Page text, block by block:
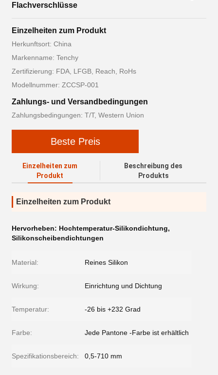
Flachverschlüsse
Einzelheiten zum Produkt
Herkunftsort: China
Markenname: Tenchy
Zertifizierung: FDA, LFGB, Reach, RoHs
Modellnummer: ZCCSP-001
Zahlungs- und Versandbedingungen
Zahlungsbedingungen: T/T, Western Union
Beste Preis
Einzelheiten zum
Produkt
Beschreibung des
Produkts
Einzelheiten zum Produkt
Hervorheben: Hochtemperatur-Silikondichtung,
Silikonscheibendichtungen
Material: Reines Silikon
Wirkung: Einrichtung und Dichtung
Temperatur: -26 bis +232 Grad
Farbe: Jede Pantone -Farbe ist erhältlich
Spezifikationsbereich: 0,5-710 mm